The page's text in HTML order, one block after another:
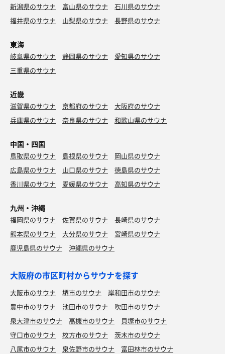
新潟県のサウナ 富山県のサウナ
石川県のサウナ
福井県のサウナ
山梨県のサウナ 長野県のサウナ
東海
岐阜県のサウナ 静岡県のサウナ
愛知県のサウナ
三重県のサウナ
近畿
滋賀県のサウナ 京都府のサウナ
大阪府のサウナ
兵庫県のサウナ
奈良県のサウナ 和歌山県のサウナ
中国・四国
鳥取県のサウナ 島根県のサウナ
岡山県のサウナ
広島県のサウナ
山口県のサウナ
徳島県のサウナ
香川県のサウナ
愛媛県のサウナ 高知県のサウナ
九州・沖縄
福岡県のサウナ 佐賀県のサウナ
長崎県のサウナ
熊本県のサウナ
大分県のサウナ
宮崎県のサウナ
鹿児島県のサウナ
沖縄県のサウナ
大阪府の市区町村からサウナを探す
大阪市のサウナ 堺市のサウナ
岸和田市のサウナ
豊中市のサウナ
池田市のサウナ
吹田市のサウナ
泉大津市のサウナ
高槻市のサウナ
貝塚市のサウナ
守口市のサウナ
枚方市のサウナ
茨木市のサウナ
八尾市のサウナ
泉佐野市のサウナ
富田林市のサウナ